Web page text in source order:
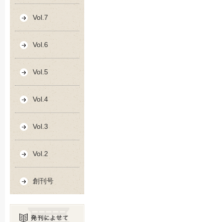
Vol.7
Vol.6
Vol.5
Vol.4
Vol.3
Vol.2
創刊号